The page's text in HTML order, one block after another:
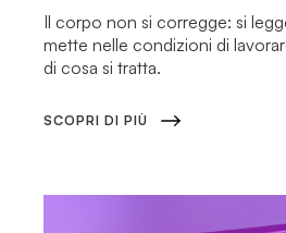
Il corpo non si corregge: si
mette nelle condizioni di
di cosa si tratta.
SCOPRI DI PIÙ